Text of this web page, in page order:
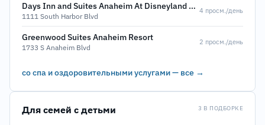
Days Inn and Suites Anaheim At Disneyland Park
1111 South Harbor Blvd
4 просм./день
Greenwood Suites Anaheim Resort
1733 S Anaheim Blvd
2 просм./день
со спа и оздоровительными услугами — все →
Для семей с детьми 3 В ПОДБОРКЕ